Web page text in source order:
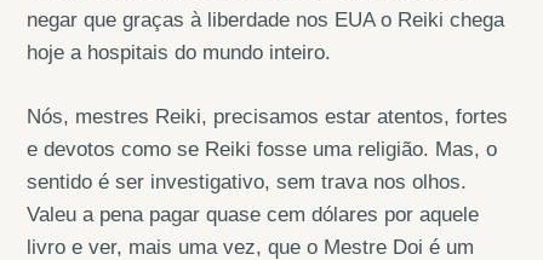
negar que graças à liberdade nos EUA o Reiki chega
hoje a hospitais do mundo inteiro.
Nós, mestres Reiki, precisamos estar atentos, fortes
e devotos como se Reiki fosse uma religião. Mas, o
sentido é ser investigativo, sem trava nos olhos.
Valeu a pena pagar quase cem dólares por aquele
livro e ver, mais uma vez, que o Mestre Doi é um